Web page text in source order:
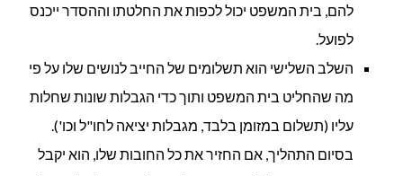
להם, בית המשפט יכול לכפות את החלטתו וההסדר ייכנס
לפועל.
השלב השלישי הוא תשלומים של החייב לנושים שלו על פי
מה שהחליט בית המשפט ותוך כדי הגבלות שונות שחלות
עליו (תשלום במזומן בלבד, מגבלות יציאה לחו"ל וכו').
בסיום התהליך, אם החזיר את כל החובות שלו, הוא יקבל